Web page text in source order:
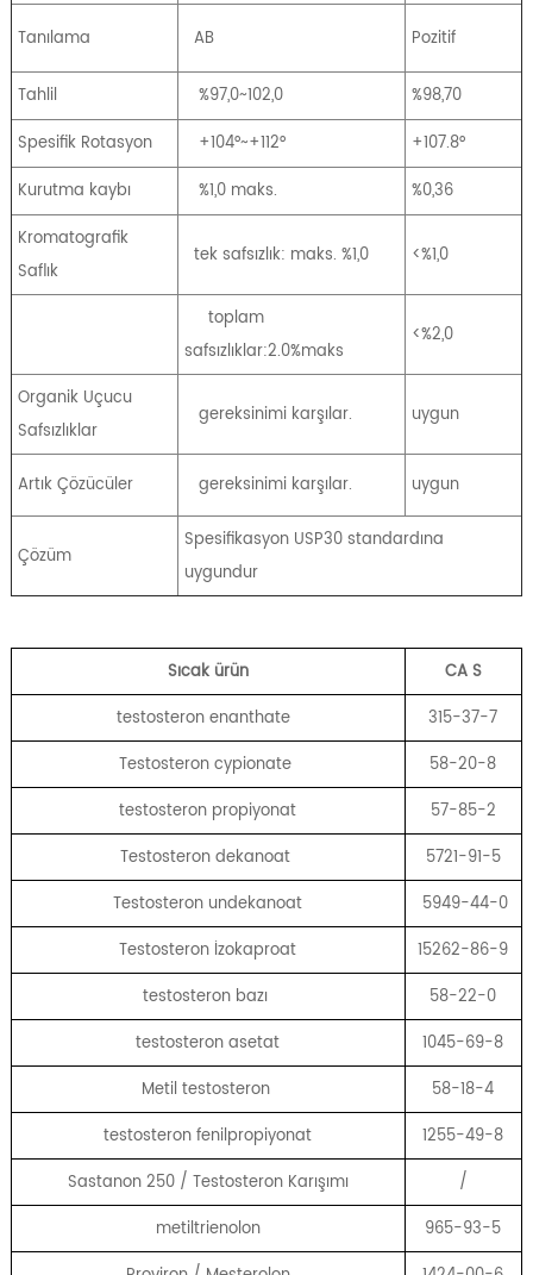
Tanılama AB Pozitif
Tahlil %97,0~102,0
%98,70
Spesifik Rotasyon
+104°~+112°
+107.8°
Kurutma kaybı
%1,0 maks.
%0,36
Kromatografik
Saflık
tek safsızlık: maks. %1,0 <%1,0
toplam
safsızlıklar:2.0%maks
<%2,0
Organik Uçucu
Safsızlıklar
gereksinimi karşılar. uygun
Artık Çözücüler gereksinimi karşılar. uygun
Çözüm
Spesifikasyon USP30 standardına
uygundur
Sıcak ürün CAS
testosteron enanthate
315-37-7
Testosteron cypionate
58-20-8
testosteron propiyonat
57-85-2
Testosteron dekanoat
5721-91-5
Testosteron undekanoat
5949-44-0
Testosteron İzokaproat
15262-86-9
testosteron bazı
58-22-0
testosteron asetat
1045-69-8
Metil testosteron
58-18-4
testosteron fenilpropiyonat
1255-49-8
Sastanon 250 / Testosteron Karışımı
/
metiltrienolon
965-93-5